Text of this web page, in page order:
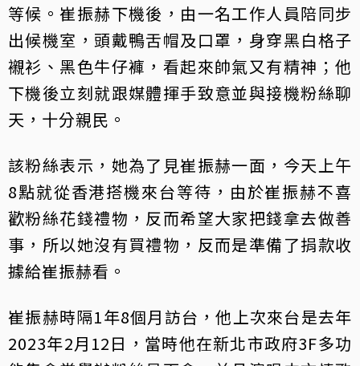
等候。崔振赫下機後，由一名工作人員陪同步
出候機室，頭戴鴨舌帽及口罩，身穿黑白格子
襯衫、黑色牛仔褲，看起來帥氣又有精神；他
下機後立刻就跟媒體揮手致意並與接機粉絲聊
天，十分親民。
該粉絲表示，她為了見崔振赫一面，今天上午
8點就從香港搭機來台等待，由於崔振赫不喜
歡粉絲花錢禮物，反而希望大家把錢拿去做善
事，所以她沒有買禮物，反而是準備了捐款收
據給崔振赫看。
崔振赫時隔1年8個月訪台，他上次來台是去年
2023年2月12日，當時他在新北市政府3F多功